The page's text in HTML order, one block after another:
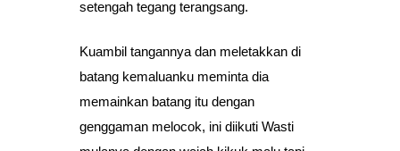
setengah tegang terangsang.
Kuambil tangannya dan meletakkan di
batang kemaluanku meminta dia
memainkan batang itu dengan
genggaman melocok, ini diikuti Wasti